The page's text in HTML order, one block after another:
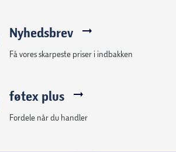
Nyhedsbrev
Få vores skarpeste priser i indbakken
føtex plus
Fordele når du handler